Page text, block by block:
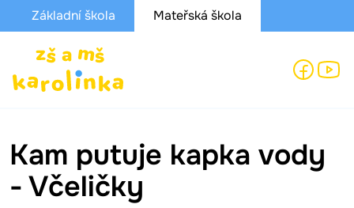
Základní škola Mateřská škola
Kam putuje kapka vody
- Včeličky